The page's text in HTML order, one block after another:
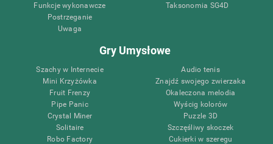
Funkcje wykonawcze
Postrzeganie
Uwaga
Taksonomia SG4D
Gry Umysłowe
Szachy w Internecie
Mini Krzyżówka
Fruit Frenzy
Pipe Panic
Crystal Miner
Solitaire
Robo Factory
Audio tenis
Znajdź swojego zwierzaka
Okaleczona melodia
Wyścig kolorów
Puzzle 3D
Szczęśliwy skoczek
Cukierki w szeregu